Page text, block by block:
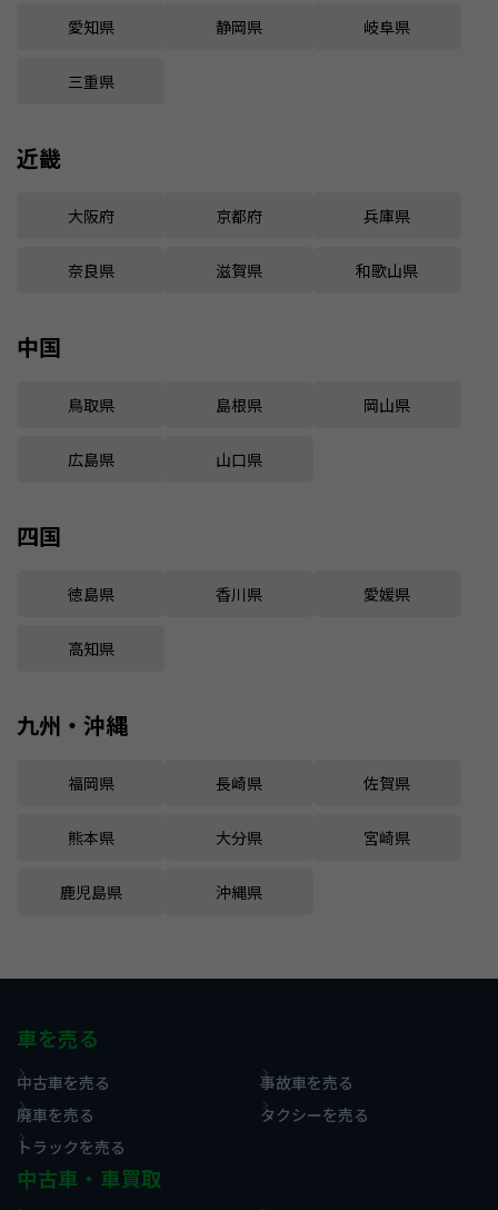
愛知県 静岡県 岐阜県
三重県
近畿
大阪府 京都府 兵庫県
奈良県 滋賀県 和歌山県
中国
鳥取県 島根県 岡山県
広島県 山口県
四国
徳島県 香川県 愛媛県
高知県
九州・沖縄
福岡県 長崎県 佐賀県
熊本県 大分県 宮崎県
鹿児島県 沖縄県
車を売る
中古車を売る
事故車を売る
廃車を売る
タクシーを売る
トラックを売る
中古車・車買取